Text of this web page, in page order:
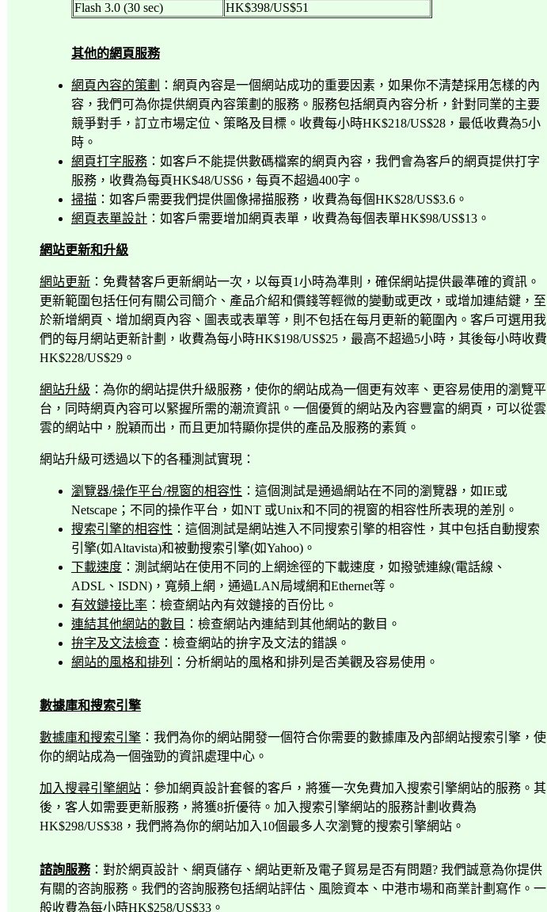
Flash 3.0 (30 sec)
HK$398/US$51
其他的網頁服務
網頁內容的策劃 ：網頁內容是一個網站成功的重要因素，如果你不清楚採用怎樣的內
容，我們可為你提供網頁內容策劃的服務。服務包括網頁內容分析，針對同業的主要
競爭對手，訂立市場定位、策略及目標。收費每小時HK$218/US$28 ，最低收費為5小
時。
網頁打字服務 ：如客戶不能提供數碼檔案的網頁內容，我們會為客戶的網頁提供打字
服務，收費為每頁HK$48/US$6 ，每頁不超過400字。
掃描 ：如客戶需要我們提供圖像掃描服務，收費為每個HK$28/US$3.6 。
網頁表單設計 ：如客戶需要增加網頁表單，收費為每個表單HK$98/US$13 。
網站更新和升級
網站更新 ：免費替客戶更新網站一次，以每頁1小時為準則，確保網站提供最準確的資訊。
更新範圍包括任何有關公司簡介、產品介紹和價錢等輕微的變動或更改，或增加連結鍵，至
於新增網頁、增加網頁內容、圖表或表單等，則不包括在每月更新的範圍內。客戶可選用我
們的每月網站更新計劃，收費為每小時HK$198/US$25 ，最高不超過5小時，其後每小時收費
HK$228/US$29 。
網站升級 ：為你的網站提供升級服務，使你的網站成為一個更有效率、更容易使用的瀏覽平
台，同時網頁內容可以緊握所需的潮流資訊。一個優質的網站及內容豐富的網頁 ，可以從雲
雲的網站中，脫穎而出，而且更加特顯你提供的產品及服務的素質。
網站升級可透過以下的各種測試實現：
瀏覽器/操作平台/視窗的相容性 ：這個測試是通過網站在不同的瀏覽器，如IE或
Netscape ；不同的操作平台，如NT 或Unix和不同的視窗的相容性所表現的差別。
搜索引擎的相容性 ：這個測試是網站進入不同搜索引擎的相容性，其中包括自動搜索
引擎(如Altavista)和被動搜索引擎(如Yahoo) 。
下載速度 ：測試網站在使用不同的上網途徑的下載速度，如撥號連線(電話線、
ADSL 、 ISDN) ，寬頻上網，通過LAN局域網和Ethernet等。
有效鏈接比率 ：檢查網站內有效鏈接的百份比。
連結其他網站的數目 ：檢查網站內連結到其他網站的數目。
拚字及文法檢查 ：檢查網站的拚字及文法的錯誤。
網站的風格和排列
：分析網站的風格和排列是否美觀及容易使用。
數據庫和搜索引擎
數據庫和搜索引擎 ：我們為你的網站開發一個符合你需要的數據庫及內部網站搜索引擎，使
你的網站成為一個強勁的資訊處理中心。
加入搜尋引擎網站 ：參加網頁設計套餐的客戶，將獲一次免費加入搜索引擎網站的服務。其
後，客人如需要更新服務，將獲8折優待。加入搜索引擎網站的服務計劃收費為
HK$298/US$38 ，我們將為你的網站加入 10個最多人次瀏覽的搜索引擎網站。
諮詢服務：對於網頁設計、網頁儲存、網站更新及電子貿易是否有問題? 我們誠意為你提供
有關的咨詢服務。我們的咨詢服務包括網站評估、風險資本、中港市場和商業計劃寫作。一
般收費為每小時HK$258/US$33 。